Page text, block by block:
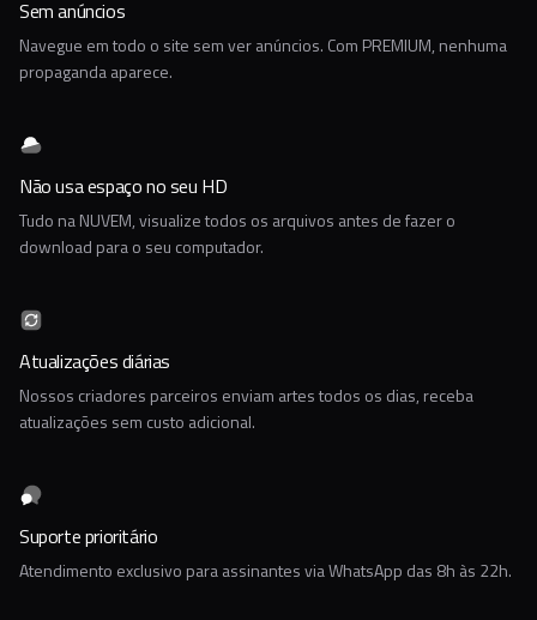
Sem anúncios
Navegue em todo o site sem ver anúncios. Com PREMIUM, nenhuma
propaganda aparece.
Não usa espaço no seu HD
Tudo na NUVEM, visualize todos os arquivos antes de fazer o
download para o seu computador.
Atualizações diárias
Nossos criadores parceiros enviam artes todos os dias, receba
atualizações sem custo adicional.
Suporte prioritário
Atendimento exclusivo para assinantes via WhatsApp das 8h às 22h.